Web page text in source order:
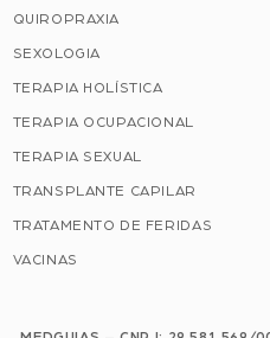
QUIROPRAXIA
SEXOLOGIA
TERAPIA HOLÍSTICA
TERAPIA OCUPACIONAL
TERAPIA SEXUAL
TRANSPLANTE CAPILAR
TRATAMENTO DE FERIDAS
VACINAS